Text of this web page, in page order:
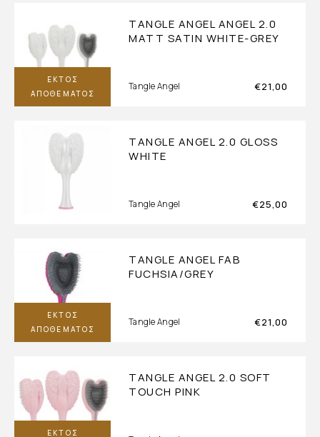
ΕΚΤΌΣ
ΑΠΟΘΈΜΑΤΟΣ
TANGLE ANGEL ANGEL 2.0
MATT SATIN WHITE-GREY
Tangle Angel €21,00
TANGLE ANGEL 2.0 GLOSS
WHITE
Tangle Angel €25,00
ΕΚΤΌΣ
ΑΠΟΘΈΜΑΤΟΣ
TANGLE ANGEL FAB
FUCHSIA/GREY
Tangle Angel €21,00
ΕΚΤΌΣ
TANGLE ANGEL 2.0 SOFT
TOUCH PINK